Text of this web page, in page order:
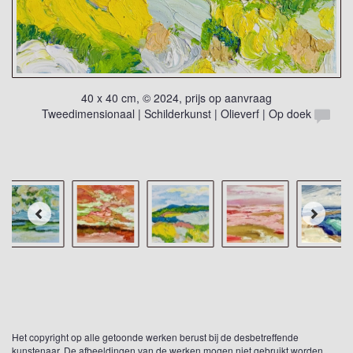
40 x 40 cm, © 2024, prijs op aanvraag
Tweedimensionaal | Schilderkunst | Olieverf | Op doek
Het copyright op alle getoonde werken berust bij de desbetreffende
kunstenaar. De afbeeldingen van de werken mogen niet gebruikt worden